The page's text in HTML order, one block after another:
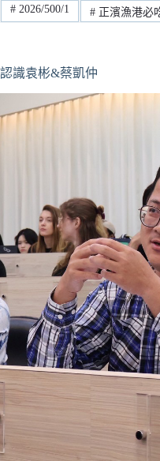
#2026/500/1 #正濱漁港必
認識袁彬&蔡凱仲